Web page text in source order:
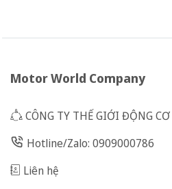
Motor World Company
CÔNG TY THẾ GIỚI ĐỘNG CƠ
Hotline/Zalo: 0909000786
Liên hệ